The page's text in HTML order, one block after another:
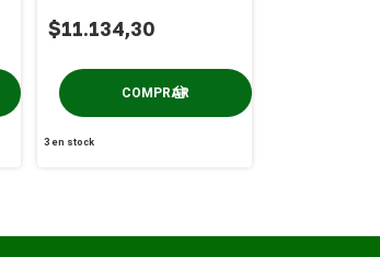
$11.134,30
3 en stock